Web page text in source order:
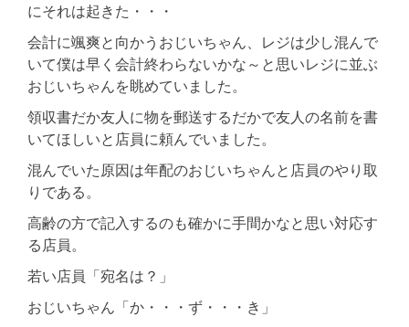
にそれは起きた・・・
会計に颯爽と向かうおじいちゃん、レジは少し混んで
いて僕は早く会計終わらないかな～と思いレジに並ぶ
おじいちゃんを眺めていました。
領収書だか友人に物を郵送するだかで友人の名前を書
いてほしいと店員に頼んでいました。
混んでいた原因は年配のおじいちゃんと店員のやり取
りである。
高齢の方で記入するのも確かに手間かなと思い対応す
る店員。
若い店員「宛名は？」
おじいちゃん「か・・・ず・・・き」